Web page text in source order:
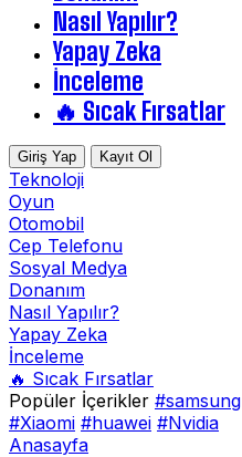
Nasıl Yapılır?
Yapay Zeka
İnceleme
🔥 Sıcak Fırsatlar
Giriş Yap Kayıt Ol
Teknoloji
Oyun
Otomobil
Cep Telefonu
Sosyal Medya
Donanım
Nasıl Yapılır?
Yapay Zeka
İnceleme
🔥 Sıcak Fırsatlar
Popüler İçerikler #samsung
#Xiaomi #huawei #Nvidia
Anasayfa